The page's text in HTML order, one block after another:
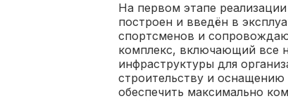
На первом этапе
построен и введён в
спортсменов и
комплекс, включающий все
инфраструктуры для
строительству и
обеспечить максимально